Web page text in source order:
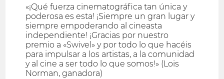
«¡Qué fuerza cinematográfica tan única y
poderosa es esta! ¡Siempre un gran lugar y
siempre empoderando al cineasta
independiente! ¡Gracias por nuestro
premio a «Swivel» y por todo lo que hacéis
para impulsar a los artistas, a la comunidad
y al cine a ser todo lo que somos!» (Lois
Norman, ganadora)